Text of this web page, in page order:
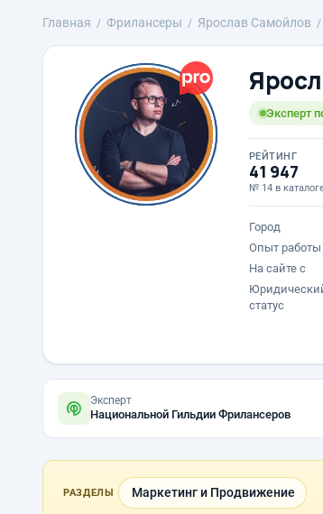
Главная Фрилансеры Ярослав Самойлов
Эксперт
РЕЙТИНГ
41 947
№ 14 в
Город
Опыт работы
На сайте с
статус
Эксперт
Национальной Гильдии Фрилансеров
РАЗДЕЛЫ Маркетинг и Продвижение